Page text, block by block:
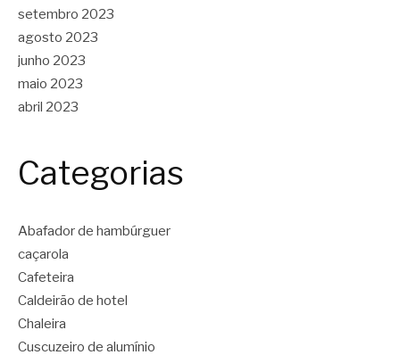
setembro 2023
agosto 2023
junho 2023
maio 2023
abril 2023
Categorias
Abafador de hambúrguer
caçarola
Cafeteira
Caldeirão de hotel
Chaleira
Cuscuzeiro de alumínio